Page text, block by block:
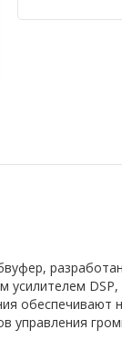
обеспечивают
управления